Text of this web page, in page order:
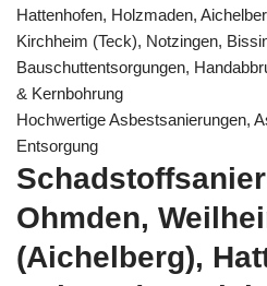
Hattenhofen, Holzmaden,
Kirchheim (Teck), Notzingen,
Bauschuttentsorgungen,
& Kernbohrung
Hochwertige Asbestsanierungen,
Entsorgung
Ohmden,
(Aichelberg),